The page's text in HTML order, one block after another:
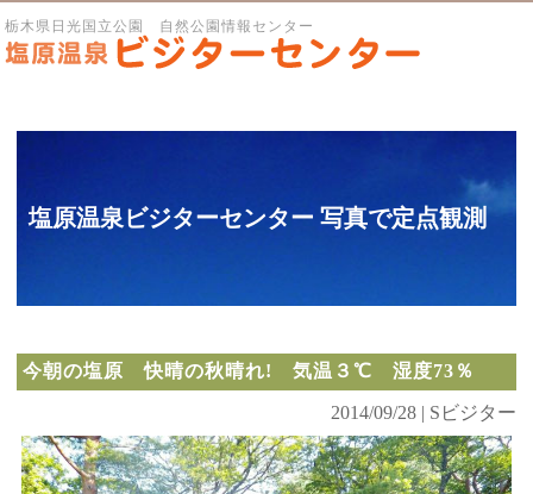
栃木県日光国立公園 自然公園情報センター
塩原温泉ビジターセンター 写真で定点観測
今朝の塩原 快晴の秋晴れ! 気温３℃ 湿度73％
2014/09/28 | Sビジター